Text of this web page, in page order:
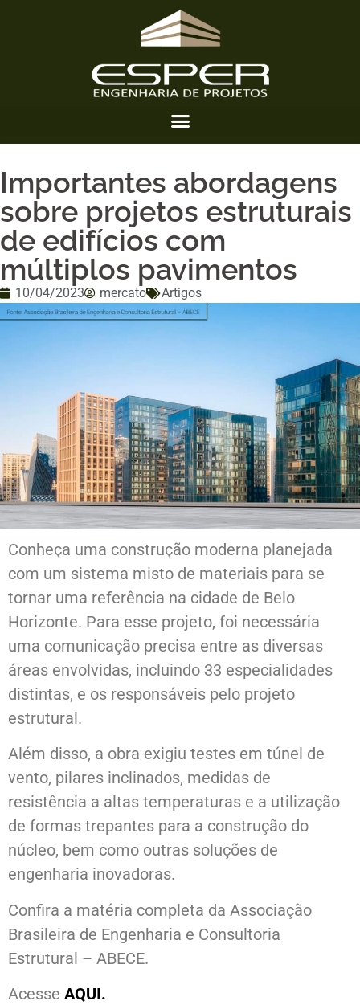
Importantes abordagens
sobre projetos estruturais
de edifícios com
múltiplos pavimentos
10/04/2023 mercato Artigos
Conheça uma construção moderna planejada
com um sistema misto de materiais para se
tornar uma referência na cidade de Belo
Horizonte. Para esse projeto, foi necessária
uma comunicação precisa entre as diversas
áreas envolvidas, incluindo 33 especialidades
distintas, e os responsáveis pelo projeto
estrutural.
Além disso, a obra exigiu testes em túnel de
vento, pilares inclinados, medidas de
resistência a altas temperaturas e a utilização
de formas trepantes para a construção do
núcleo, bem como outras soluções de
engenharia inovadoras.
Confira a matéria completa da Associação
Brasileira de Engenharia e Consultoria
Estrutural – ABECE.
Acesse AQUI.